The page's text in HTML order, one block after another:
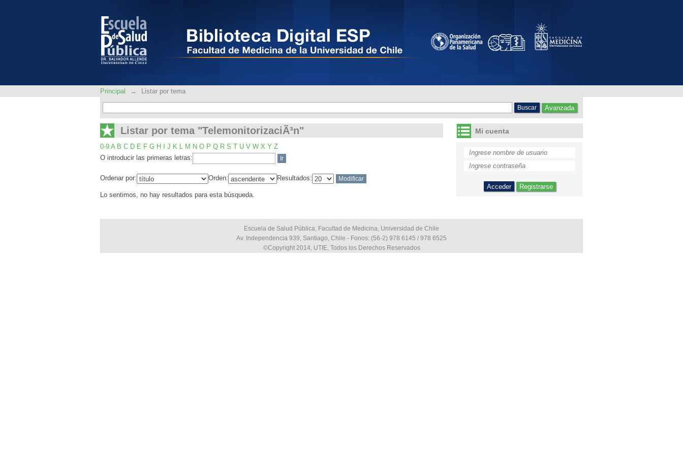
Principal → Listar por tema
Avanzada
Listar por tema "TelemonitorizaciÃ³n"
0-9 A B C D E F G H J K L M N O P Q R S T U V W X Y Z
O introducir las primeras letras:
Ordenar por: Orden: Resultados:
Lo sentimos, no hay resultados para esta búsqueda.
Mi cuenta
Registrarse
Escuela de Salud Pública, Facultad de Medicina, Universidad de Chile
Av. Independencia 939, Santiago, Chile - Fonos: (56-2) 978 6145 / 978 6525
©Copyright 2014, UTIE, Todos los Derechos Reservados